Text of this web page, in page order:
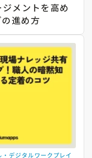
メントを高め
進め方
・デジタルワークプレイ